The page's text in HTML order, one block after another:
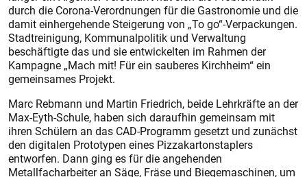
durch die Corona-Verordnungen für die Gastronomie und die
damit einhergehende Steigerung von „To go“-Verpackungen.
Stadtreinigung, Kommunalpolitik und Verwaltung
beschäftigte das und sie entwickelten im Rahmen der
Kampagne „Mach mit! Für ein sauberes Kirchheim“ ein
gemeinsames Projekt.
Marc Rebmann und Martin Friedrich, beide Lehrkräfte an der
Max-Eyth-Schule, haben sich daraufhin gemeinsam mit
ihren Schülern an das CAD-Programm gesetzt und zunächst
den digitalen Prototypen eines Pizzakartonstaplers
entworfen. Dann ging es für die angehenden
Metallfacharbeiter an Säge, Fräse und Biegemaschinen, um